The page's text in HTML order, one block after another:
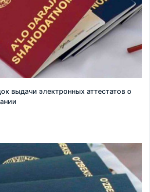
выдачи электронных аттестатов о